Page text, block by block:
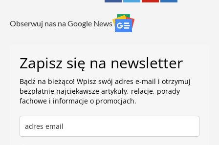
Obserwuj nas na Google News
Zapisz się na newsletter
Bądź na bieżąco! Wpisz swój adres e-mail i otrzymuj
bezpłatnie najciekawsze artykuły, relacje, porady
fachowe i informacje o promocjach.